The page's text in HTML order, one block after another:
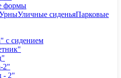
формы
Уличные сиденьяПарковые
с сидением
2"
- 2"